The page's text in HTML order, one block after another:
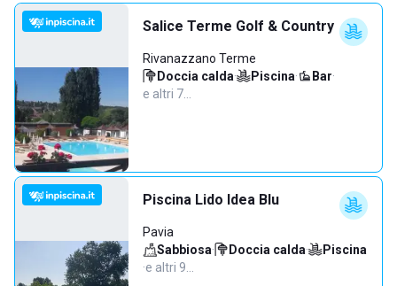
Salice Terme Golf & Country
Rivanazzano Terme
Doccia calda· Piscina· Bar·
e altri 7…
Piscina Lido Idea Blu
Pavia
Sabbiosa· Doccia calda·
Piscina
·e altri 9…